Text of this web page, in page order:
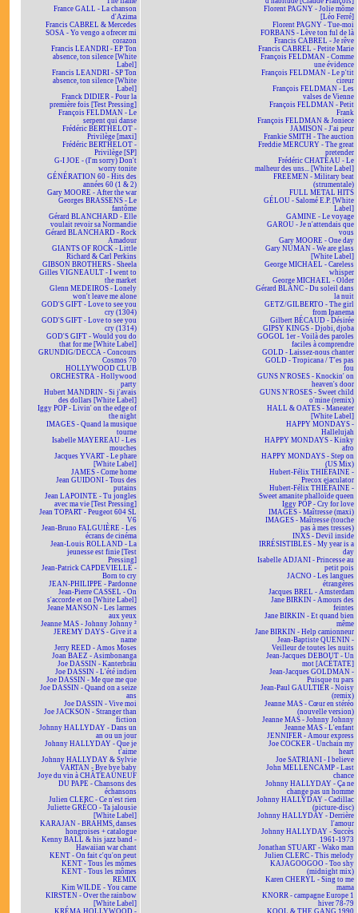
France GALL - La chanson
d'Azima
Francis CABREL & Mercedes
SOSA - Yo vengo a ofrecer mi
corazon
Francis LEANDRI - EP Ton
absence, ton silence [White
Label]
Francis LEANDRI - SP Ton
absence, ton silence [White
Label]
Franck DIDIER - Pour la
première fois [Test Pressing]
François FELDMAN - Le
serpent qui danse
Frédéric BERTHELOT -
Privilège [maxi]
Frédéric BERTHELOT -
Privilège [SP]
G-I JOE - (I'm sorry) Don't
worry tonite
GÉNÉRATION 60 - Hits des
années 60 (1 & 2)
Gary MOORE - After the war
Georges BRASSENS - Le
fantôme
Gérard BLANCHARD - Elle
voulait revoir sa Normandie
Gérard BLANCHARD - Rock
Amadour
GIANTS OF ROCK - Little
Richard & Carl Perkins
GIBSON BROTHERS - Sheela
Gilles VIGNEAULT - I went to
the market
Glenn MEDEIROS - Lonely
won't leave me alone
GOD'S GIFT - Love to see you
cry (1304)
GOD'S GIFT - Love to see you
cry (1314)
GOD'S GIFT - Would you do
that for me [White Label]
GRUNDIG/DECCA - Concours
Cosmos 70
HOLLYWOOD CLUB
ORCHESTRA - Hollywood
party
Hubert MANDRIN - Si j'avais
des dollars [White Label]
Iggy POP - Livin' on the edge of
the night
IMAGES - Quand la musique
tourne
Isabelle MAYEREAU - Les
mouches
Jacques YVART - Le phare
[White Label]
JAMES - Come home
Jean GUIDONI - Tous des
putains
Jean LAPOINTE - Tu jongles
avec ma vie [Test Pressing]
Jean TOPART - Peugeot 604 SL
V6
Jean-Bruno FALGUIÈRE - Les
écrans de cinéma
Jean-Louis ROLLAND - La
jeunesse est finie [Test
Pressing]
Jean-Patrick CAPDEVIELLE -
Born to cry
JEAN-PHILIPPE - Pardonne
Jean-Pierre CASSEL - On
s'accorde et on [White Label]
Jeane MANSON - Les larmes
aux yeux
Jeanne MAS - Johnny Johnny ²
JEREMY DAYS - Give it a
name
Jerry REED - Amos Moses
Joan BAEZ - Asimbonanga
Joe DASSIN - Kanterbräu
Joe DASSIN - L'été indien
Joe DASSIN - Me que me que
Joe DASSIN - Quand on a seize
ans
Joe DASSIN - Vive moi
Joe JACKSON - Stranger than
fiction
Johnny HALLYDAY - Dans un
an ou un jour
Johnny HALLYDAY - Que je
t'aime
Johnny HALLYDAY & Sylvie
VARTAN - Bye bye baby
Joye du vin à CHÂTEAUNEUF
DU PAPE - Chansons des
échansons
Julien CLERC - Ce n'est rien
Juliette GRÉCO - Ta jalousie
[White Label]
KARAJAN - BRAHMS, danses
hongroises + catalogue
Kenny BALL & his jazz band -
Hawaiian war chant
KENT - On fait c'qu'on peut
KENT - Tous les mômes
KENT - Tous les mômes
REMIX
Kim WILDE - You came
KIRSTEN - Over the rainbow
[White Label]
KRÉMA HOLLYWOOD -
Florent PAGNY - Jolie môme
[Léo Ferré]
Florent PAGNY - Tue-moi
FORBANS - Lève ton ful de là
Francis CABREL - Je rêve
Francis CABREL - Petite Marie
François FELDMAN - Comme
une évidence
François FELDMAN - Le p'tit
cireur
François FELDMAN - Les
valses de Vienne
François FELDMAN - Petit
Frank
François FELDMAN & Joniece
JAMISON - J'ai peur
Frankie SMITH - The auction
Freddie MERCURY - The great
pretender
Frédéric CHATEAU - Le
malheur des uns... [White Label]
FREEMEN - Military beat
(strumentale)
FULL METAL HITS
GÉLOU - Salomé E.P. [White
Label]
GAMINE - Le voyage
GAROU - Je n'attendais que
vous
Gary MOORE - One day
Gary NUMAN - We are glass
[White Label]
George MICHAEL - Careless
whisper
George MICHAEL - Older
Gérard BLANC - Du soleil dans
la nuit
GETZ/GILBERTO - The girl
from Ipanema
Gilbert BÉCAUD - Désirée
GIPSY KINGS - Djobi, djoba
GOGOL 1er - Voilà des paroles
faciles à comprendre
GOLD - Laissez-nous chanter
GOLD - Tropicana / T'es pas
fou
GUNS N'ROSES - Knockin' on
heaven's door
GUNS N'ROSES - Sweet child
o'mine (remix)
HALL & OATES - Maneater
[White Label]
HAPPY MONDAYS -
Hallelujah
HAPPY MONDAYS - Kinky
afro
HAPPY MONDAYS - Step on
(US Mix)
Hubert-Félix THIÉFAINE -
Precox ejaculator
Hubert-Félix THIÉFAINE -
Sweet amanite phalloïde queen
Iggy POP - Cry for love
IMAGES - Maîtresse (maxi)
IMAGES - Maîtresse (touche
pas à mes tresses)
INXS - Devil inside
IRRÉSISTIBLES - My year is a
day
Isabelle ADJANI - Princesse au
petit pois
JACNO - Les langues
étrangères
Jacques BREL - Amsterdam
Jane BIRKIN - Amours des
feintes
Jane BIRKIN - Et quand bien
même
Jane BIRKIN - Help camionneur
Jean-Baptiste QUENIN -
Veilleur de toutes les nuits
Jean-Jacques DEBOUT - Un
mot [ACÉTATE]
Jean-Jacques GOLDMAN -
Puisque tu pars
Jean-Paul GAULTIER - Noisy
(remix)
Jeanne MAS - Cœur en stéréo
(nouvelle version)
Jeanne MAS - Johnny Johnny
Jeanne MAS - L'enfant
JENNIFER - Amour express
Joe COCKER - Unchain my
heart
Joe SATRIANI - I believe
John MELLENCAMP - Last
chance
Johnny HALLYDAY - Ça ne
change pas un homme
Johnny HALLYDAY - Cadillac
(picture-disc)
Johnny HALLYDAY - Derrière
l'amour
Johnny HALLYDAY - Succès
1961-1973
Jonathan STUART - Wako man
Julien CLERC - This melody
KAJAGOOGOO - Too shy
(midnight mix)
Karen CHERYL - Sing to me
mama
KNORR - campagne Europe 1
hiver 78-79
KOOL & THE GANG 1990